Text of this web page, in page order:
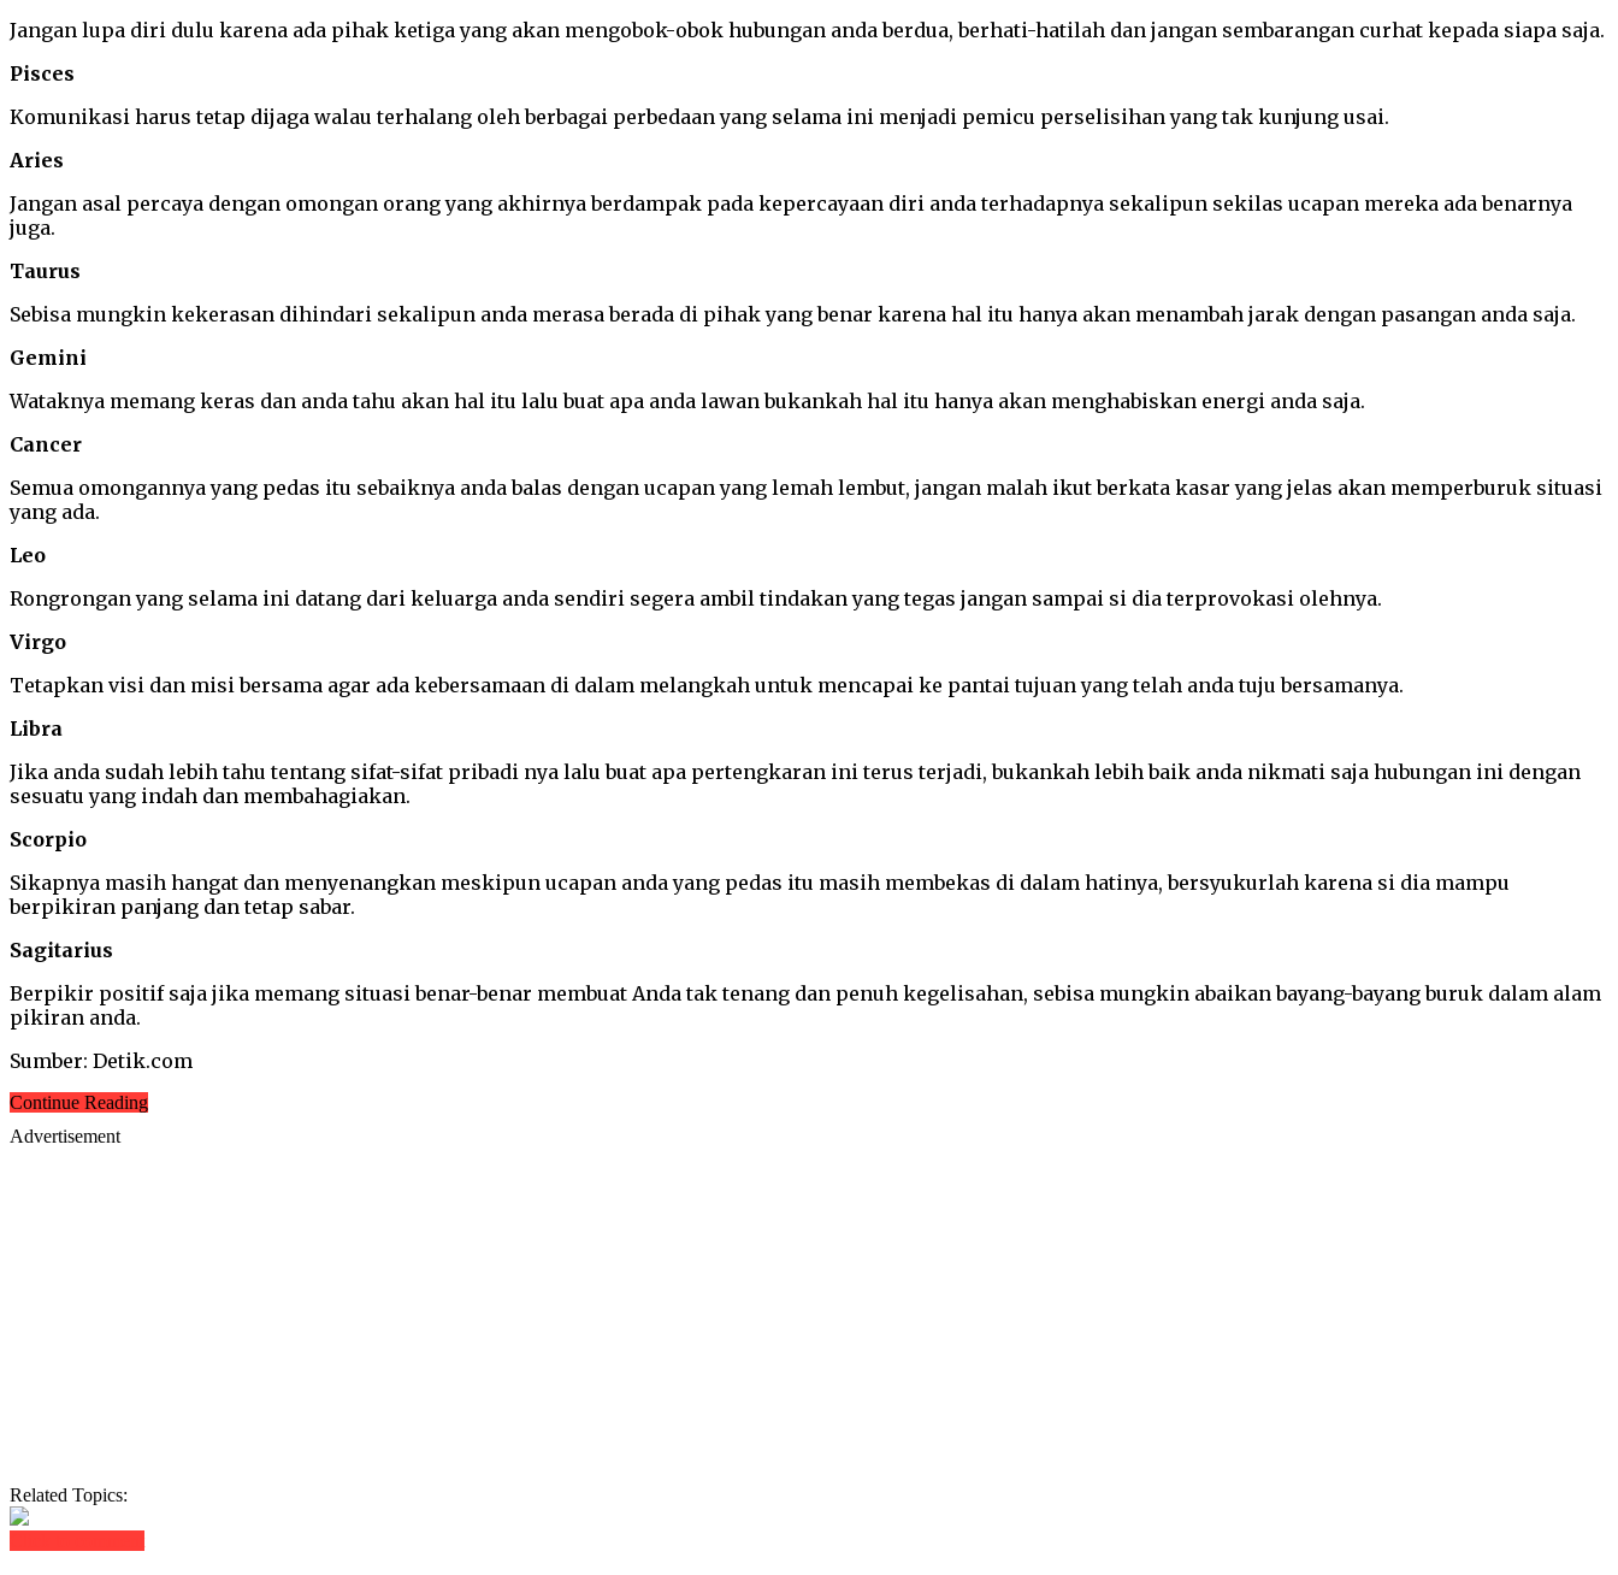
Jangan lupa diri dulu karena ada pihak ketiga yang akan mengobok-obok hubungan anda berdua, berhati-hatilah dan jangan sembarangan curhat kepada siapa saja.
Pisces
Komunikasi harus tetap dijaga walau terhalang oleh berbagai perbedaan yang selama ini menjadi pemicu perselisihan yang tak kunjung usai.
Aries
Jangan asal percaya dengan omongan orang yang akhirnya berdampak pada kepercayaan diri anda terhadapnya sekalipun sekilas ucapan mereka ada benarnya
juga.
Taurus
Sebisa mungkin kekerasan dihindari sekalipun anda merasa berada di pihak yang benar karena hal itu hanya akan menambah jarak dengan pasangan anda saja.
Gemini
Wataknya memang keras dan anda tahu akan hal itu lalu buat apa anda lawan bukankah hal itu hanya akan menghabiskan energi anda saja.
Cancer
Semua omongannya yang pedas itu sebaiknya anda balas dengan ucapan yang lemah lembut, jangan malah ikut berkata kasar yang jelas akan memperburuk situasi
yang ada.
Leo
Rongrongan yang selama ini datang dari keluarga anda sendiri segera ambil tindakan yang tegas jangan sampai si dia terprovokasi olehnya.
Virgo
Tetapkan visi dan misi bersama agar ada kebersamaan di dalam melangkah untuk mencapai ke pantai tujuan yang telah anda tuju bersamanya.
Libra
Jika anda sudah lebih tahu tentang sifat-sifat pribadi nya lalu buat apa pertengkaran ini terus terjadi, bukankah lebih baik anda nikmati saja hubungan ini dengan
sesuatu yang indah dan membahagiakan.
Scorpio
Sikapnya masih hangat dan menyenangkan meskipun ucapan anda yang pedas itu masih membekas di dalam hatinya, bersyukurlah karena si dia mampu
berpikiran panjang dan tetap sabar.
Sagitarius
Berpikir positif saja jika memang situasi benar-benar membuat Anda tak tenang dan penuh kegelisahan, sebisa mungkin abaikan bayang-bayang buruk dalam alam
pikiran anda.
Sumber: Detik.com
Continue Reading
Advertisement
Related Topics: